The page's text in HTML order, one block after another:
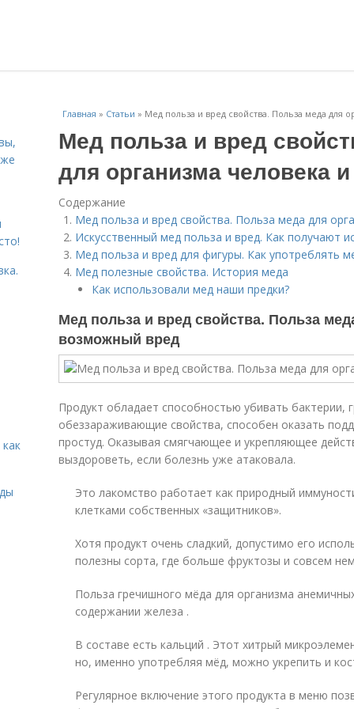
Главная » Статьи » Мед польза и вред свойства. Польза меда для
Мед польза и вред
для организма человека
Содержание
Мед польза и вред свойства. Польза меда для
Искусственный мед польза и вред. Как получают
Мед польза и вред для фигуры. Как употреблять
Мед полезные свойства. История меда
Как использовали мед наши предки?
Мед польза и вред свойства. Польза
возможный вред
Продукт обладает способностью убивать бактерии,
обеззараживающие свойства, способен оказать
простуд. Оказывая смягчающее и укрепляющее
выздороветь, если болезнь уже атаковала.
Это лакомство работает как природный
клетками собственных «защитников».
Хотя продукт очень сладкий, допустимо его
полезны сорта, где больше фруктозы и совсем
Польза гречишного мёда для организма
содержании железа .
В составе есть кальций . Этот хитрый
но, именно употребляя мёд, можно укрепить и
Регулярное включение этого продукта в меню